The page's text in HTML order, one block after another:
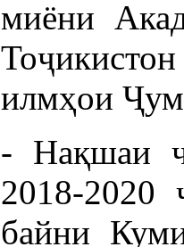
миёни
илмҳои
- Нақшаи
2018-2020
байни